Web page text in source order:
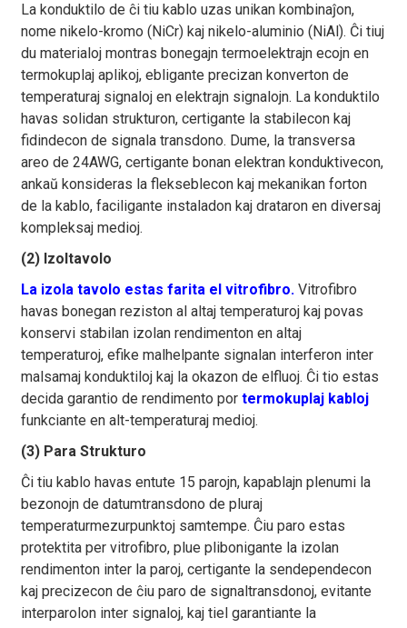
La konduktilo de ĉi tiu kablo uzas unikan kombinaĵon,
nome nikelo-kromo (NiCr) kaj nikelo-aluminio (NiAl). Ĉi tiuj
du materialoj montras bonegajn termoelektrajn ecojn en
termokuplaj aplikoj, ebligante precizan konverton de
temperaturaj signaloj en elektrajn signalojn. La konduktilo
havas solidan strukturon, certigante la stabilecon kaj
fidindecon de signala transdono. Dume, la transversa
areo de 24AWG, certigante bonan elektran konduktivecon,
ankaŭ konsideras la flekseblecon kaj mekanikan forton
de la kablo, faciligante instaladon kaj drataron en diversaj
kompleksaj medioj.
(2) Izoltavolo
La izola tavolo estas farita el vitrofibro.Vitrofibro
havas bonegan reziston al altaj temperaturoj kaj povas
konservi stabilan izolan rendimenton en altaj
temperaturoj, efike malhelpante signalan interferon inter
malsamaj konduktiloj kaj la okazon de elfluoj. Ĉi tio estas
decida garantio de rendimento por termokuplaj kabloj
funkciante en alt-temperaturaj medioj.
(3) Para Strukturo
Ĉi tiu kablo havas entute 15 parojn, kapablajn plenumi la
bezonojn de datumtransdono de pluraj
temperaturmezurpunktoj samtempe. Ĉiu paro estas
protektita per vitrofibro, plue plibonigante la izolan
rendimenton inter la paroj, certigante la sendependecon
kaj precizecon de ĉiu paro de signaltransdonoj, evitante
interparolon inter signaloj, kaj tiel garantiante la